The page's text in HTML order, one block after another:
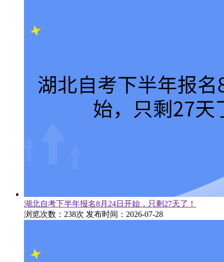
湖北自考下半年报名8月24日开始，只剩27天了！
浏览次数：238次 发布时间：2026-07-28